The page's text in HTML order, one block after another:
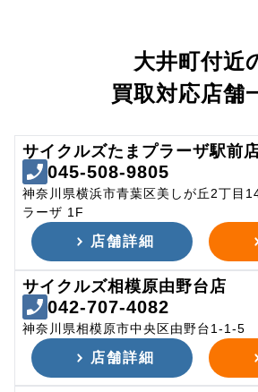
大井町付近
買取対応店舗
サイクルズたまプラーザ駅前
045-508-9805
神奈川県横浜市青葉区美しが丘2丁目
ラーザ 1F
店舗詳細
サイクルズ相模原由野台店
042-707-4082
神奈川県相模原市中央区由野台1-1-5
店舗詳細